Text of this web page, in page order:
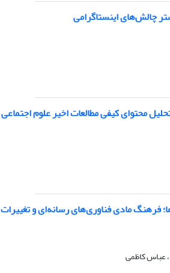
چالش‌های اینستاگرامی
محتوای کیفی مطالعات اخیر علوم اجتماعی
مادی فناور‏ی‌های رسانه‌‏ای و
عباس کاظمی